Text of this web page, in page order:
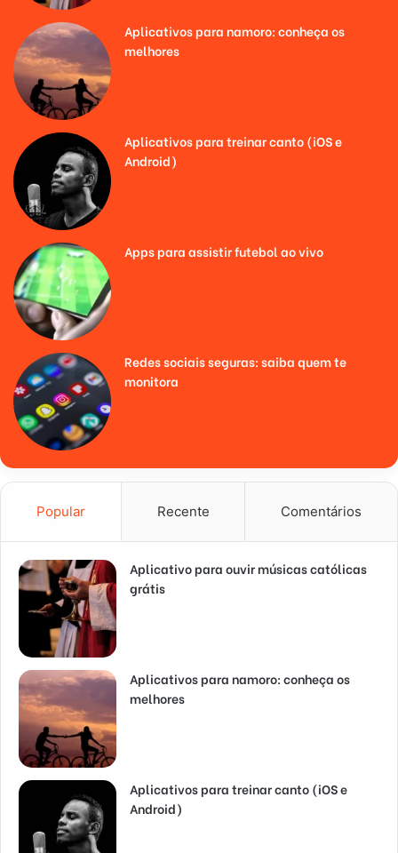
Aplicativos para namoro: conheça os
melhores
Aplicativos para treinar canto (iOS e
Android)
Apps para assistir futebol ao vivo
Redes sociais seguras: saiba quem te
monitora
Popular Recente Comentários
Aplicativo para ouvir músicas católicas
grátis
Aplicativos para namoro: conheça os
melhores
Aplicativos para treinar canto (iOS e
Android)